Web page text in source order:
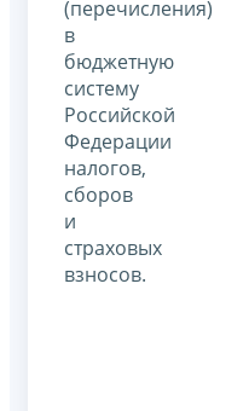
(перечисления)
в
бюджетную
систему
Российской
Федерации
налогов,
сборов
и
страховых
взносов.